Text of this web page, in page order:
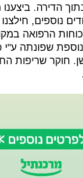
הדירה.
נוספים,
הרפואה
שפונתה ע"י
חוקר שריפות